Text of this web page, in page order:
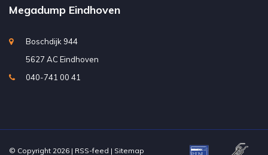
Megadump Eindhoven
Boschdijk 944
5627 AC Eindhoven
040-741 00 41
© Copyright 2026 | RSS-feed | Sitemap